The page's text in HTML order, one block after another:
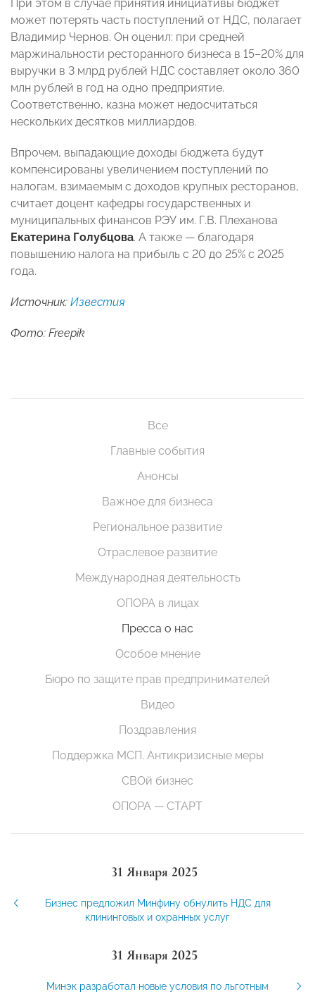
При этом в случае принятия инициативы бюджет
может потерять часть поступлений от НДС, полагает
Владимир Чернов. Он оценил: при средней
маржинальности ресторанного бизнеса в 15–20% для
выручки в 3 млрд рублей НДС составляет около 360
млн рублей в год на одно предприятие.
Соответственно, казна может недосчитаться
нескольких десятков миллиардов.
Впрочем, выпадающие доходы бюджета будут
компенсированы увеличением поступлений по
налогам, взимаемым с доходов крупных ресторанов,
считает доцент кафедры государственных и
муниципальных финансов РЭУ им. Г.В. Плеханова
Екатерина Голубцова. А также — благодаря
повышению налога на прибыль с 20 до 25% с 2025
года.
Источник: Известия
Фото: Freepik
Все
Главные события
Анонсы
Важное для бизнеса
Региональное развитие
Отраслевое развитие
Международная деятельность
ОПОРА в лицах
Пресса о нас
Особое мнение
Бюро по защите прав предпринимателей
Видео
Поздравления
Поддержка МСП. Антикризисные меры
СВОй бизнес
ОПОРА — СТАРТ
31 Января 2025
Бизнес предложил Минфину обнулить НДС для
клининговых и охранных услуг
31 Января 2025
Минэк разработал новые условия по льготным